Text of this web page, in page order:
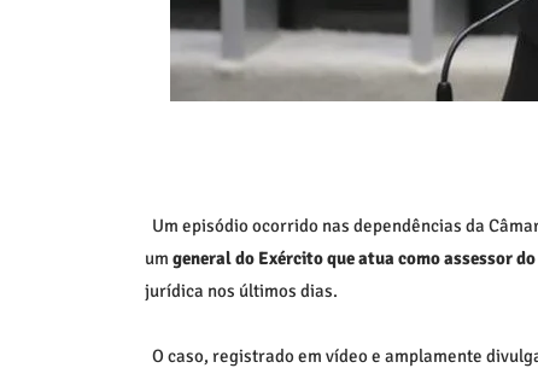
Um episódio ocorrido nas dependências da
um general do Exército que atua como assessor
jurídica nos últimos dias.
O caso, registrado em vídeo e amplamente